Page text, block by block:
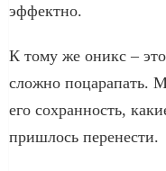
эффектно.
К тому же оникс –
сложно поцарапать.
его сохранность,
пришлось перенести.